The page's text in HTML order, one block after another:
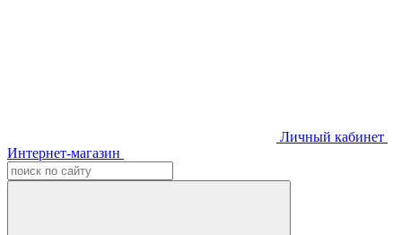
Личный кабинет
Интернет-магазин